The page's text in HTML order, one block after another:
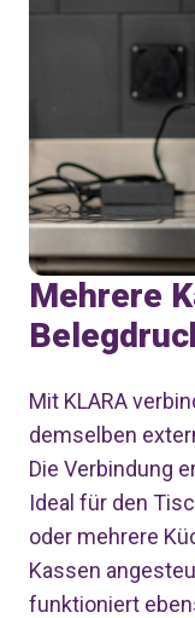
Mehrere
Mit KLARA
demselben
Die Verbindung
Ideal für den
oder mehrere
Kassen
funktioniert